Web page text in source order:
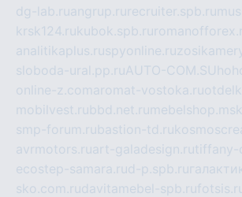
dg-lab.ruangrup.ru recruiter.spb.ru
krsk124.rukubok.spb.ru
analitikaplus.ruspyonline.ru
sloboda-ural.pp.ruAUTO-COM.SU
online-z.comaromat-vostoka.ru
mobilvest.rubbd.net.ru
smp-forum.rubastion-td.ru
avrmotors.ruart-galadesign.rutiffany-
ecostep-samara.rud-p.spb.ru
sko.com.rudavitamebel-spb.ru